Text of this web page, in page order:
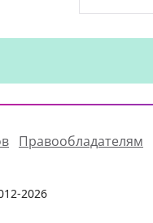
Правообладателям
2026